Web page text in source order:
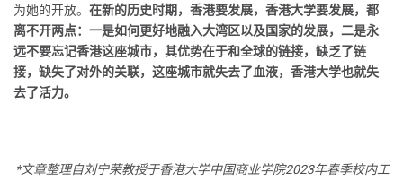
为她的开放。 在新的历史时期，香港要发展，香港大学要发展，都
离不开两点：一是如何更好地融入大湾区以及国家的发展，二是永
远不要忘记香港这座城市，其优势在于和全球的链接，缺乏了链
接，缺失了对外的关联，这座城市就失去了血液，香港大学也就失
去了活力。
*文章整理自刘宁荣教授于香港大学中国商业学院2023年春季校内工